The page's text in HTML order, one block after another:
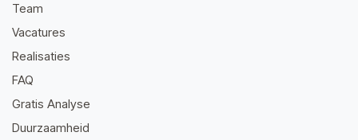
Team
Vacatures
Realisaties
FAQ
Gratis Analyse
Duurzaamheid